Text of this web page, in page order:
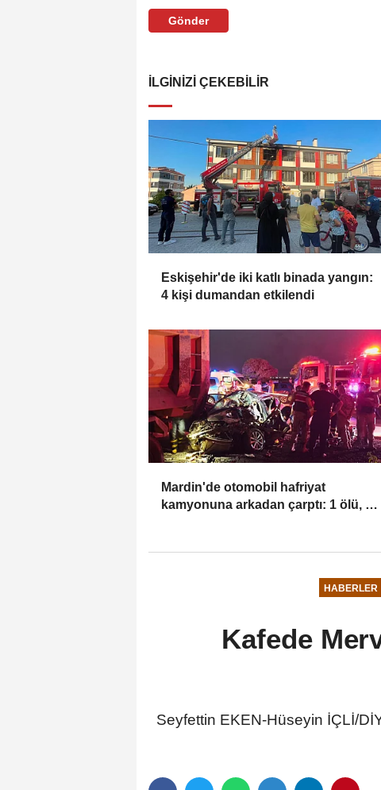
Gönder
İLGINIZI ÇEKEBILIR
Eskişehir'de iki katlı binada yangın:
4 kişi dumandan etkilendi
Mardin'de otomobil hafriyat
kamyonuna arkadan çarptı: 1 ölü, 2
HABERLER
Kafede
Seyfettin EKEN-Hüseyin İÇLİ/